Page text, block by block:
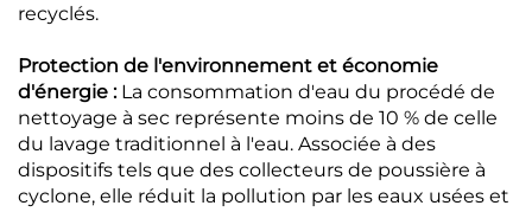
recyclés.
Protection de l'environnement et économie
d'énergie : La consommation d'eau du procédé de
nettoyage à sec représente moins de 10 % de celle
du lavage traditionnel à l'eau. Associée à des
dispositifs tels que des collecteurs de poussière à
cyclone, elle réduit la pollution par les eaux usées et